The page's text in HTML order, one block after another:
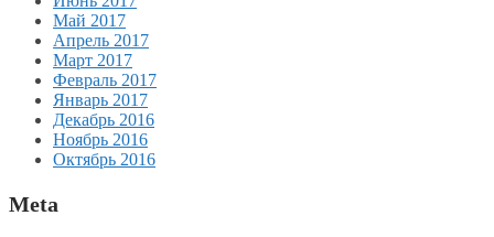
Май 2017
Апрель 2017
Март 2017
Февраль 2017
Январь 2017
Декабрь 2016
Ноябрь 2016
Октябрь 2016
Meta